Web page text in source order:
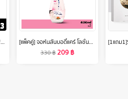
[ SET 3 ชิ้น ] BSC NOOK PERFUME SPRAY สเปรย์น้ำหอมกลิ่นนุ๊ค 14 ml.
[แพ็คคู่] จอห์นสันบอดี้แคร์ โลชั่นทาผิว 24 ฮาวเวอร์ลาสติ้ง มอยส์เจอร์ 400 มล. x 2 Johnson Body Care 24 Hour Lasting Moisture Lotion 400 ml. x 2
330฿209฿